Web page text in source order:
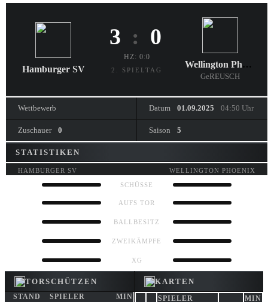
Hamburger SV
3 : 0
HZ: 0:0
2. SPIELTAG
Wellington Phoenix
GeREUSCH
Wettbewerb Datum 01.09.2025 04:50 Uhr
Zuschauer 0 Saison 5
STATISTIKEN
HAMBURGER SV
WELLINGTON PHOENIX
SCHÜSSE
AUFS TOR
BALLBESITZ
ZWEIKÄMPFE
XG
TORSCHÜTZEN
STAND SPIELER MIN
KARTEN
SPIELER MIN